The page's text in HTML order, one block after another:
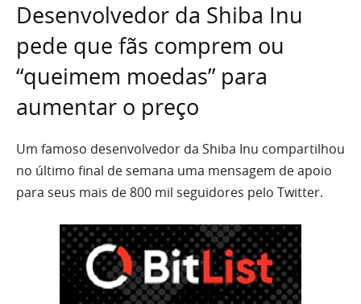
Desenvolvedor da Shiba Inu
pede que fãs comprem ou
“queimem moedas” para
aumentar o preço
Um famoso desenvolvedor da Shiba Inu compartilhou
no último final de semana uma mensagem de apoio
para seus mais de 800 mil seguidores pelo Twitter.